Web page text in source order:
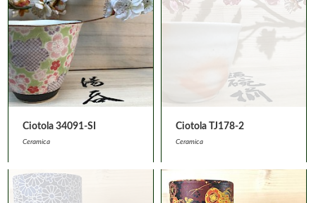
Ciotola 34091-SI
Ceramica
Ciotola TJ178-2
Ceramica